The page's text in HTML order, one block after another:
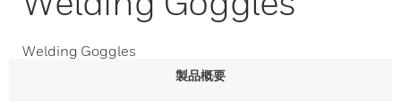
Welding Goggles
製品概要